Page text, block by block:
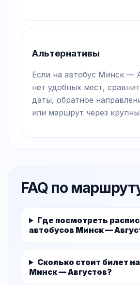
Альтернативы
Если на автобус Минск —
нет удобных мест,
даты, обратное
или маршрут через
FAQ по
Где посмотреть
автобусов Минск —
Сколько стоит билет
Минск — Августов?